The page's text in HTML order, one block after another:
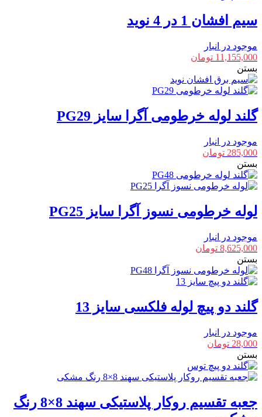
سیم افشان 1 در 4 نوید
موجود در انبار
11,155,000 تومان
بستن
گلند لوله خرطومی آگرا سایز PG29
موجود در انبار
285,000 تومان
بستن
لوله خرطومی نسوز آگرا سایز PG25
موجود در انبار
8,625,000 تومان
بستن
گلند دو پیچ لوله فلکسی سایز 13
موجود در انبار
28,000 تومان
بستن
جعبه تقسیم روکار پلاستیکی سهند 8×8 رنگ